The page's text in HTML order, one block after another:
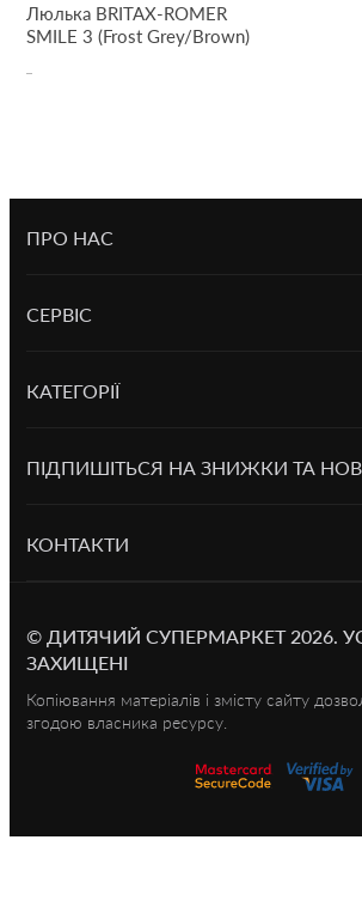
Люлька BRITAX-ROMER
SMILE 3 (Frost Grey/Brown)
ПРО НАС
СЕРВІС
КАТЕГОРІЇ
ПІДПИШІТЬСЯ НА ЗНИЖКИ ТА
КОНТАКТИ
© ДИТЯЧИЙ СУПЕРМАРКЕТ2026.
ЗАХИЩЕНІ
Копіювання матеріалів і змісту сайту
згодою власника ресурсу.